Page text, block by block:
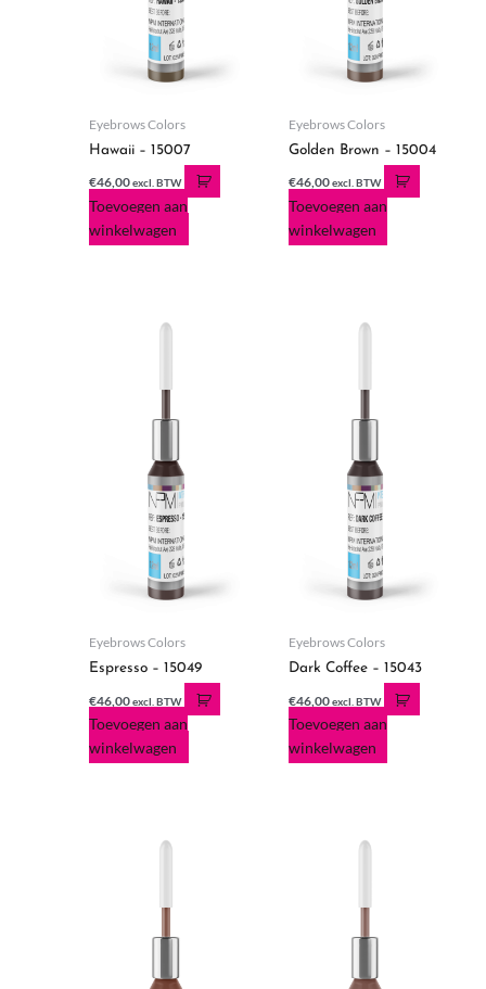
Eyebrows Colors
Hawaii – 15007
€46,00 excl. BTW
Toevoegen aan
winkelwagen
Eyebrows Colors
Golden Brown – 15004
€46,00excl. BTW
Toevoegen aan
winkelwagen
Eyebrows Colors
Espresso – 15049
€46,00 excl. BTW
Toevoegen aan
winkelwagen
Eyebrows Colors
Dark Coffee – 15043
€46,00excl. BTW
Toevoegen aan
winkelwagen